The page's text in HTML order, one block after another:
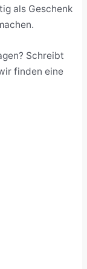
als Geschenk
Schreibt
finden eine